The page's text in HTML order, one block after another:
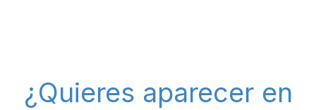
¿Quieres aparecer en